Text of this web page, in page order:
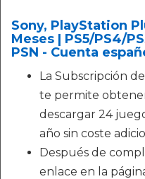
Sony, PlayStation
Meses | PS5/PS4/
PSN - Cuenta
La Subscripción
te permite
descargar 24
año sin coste
Después de
enlace en la